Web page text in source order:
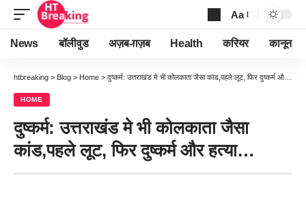
Font
Resizer
Aa
News बॉलीवुड अज़ब-ग़ज़ब Health करियर कानून
htbreaking > Blog > Home > दुष्कर्म: उत्तराखंड मे भी कोलकाता जैसा कांड,पहले लूट, फिर दुष्कर्म और हत्या…
HOME
दुष्कर्म: उत्तराखंड मे भी कोलकाता जैसा
कांड,पहले लूट, फिर दुष्कर्म और हत्या…